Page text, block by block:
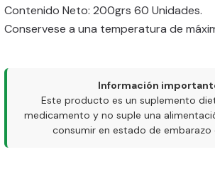
Contenido Neto: 200grs 60 Unidades.
Conservese a una temperatura de
Información
Este producto es un suplemento
medicamento y no suple una
consumir en estado de embarazo